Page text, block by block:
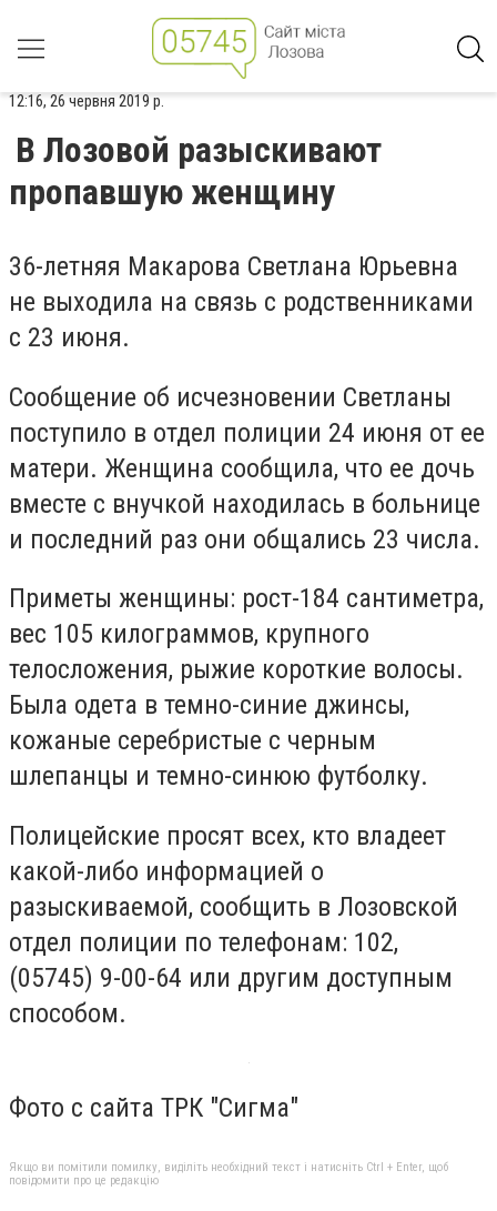
12:16, 26 червня 2019 р.
В Лозовой разыскивают
пропавшую женщину
36-летняя Макарова Светлана Юрьевна
не выходила на связь с родственниками
с 23 июня.
Сообщение об исчезновении Светланы
поступило в отдел полиции 24 июня от ее
матери. Женщина сообщила, что ее дочь
вместе с внучкой находилась в больнице
и последний раз они общались 23 числа.
Приметы женщины: рост-184 сантиметра,
вес 105 килограммов, крупного
телосложения, рыжие короткие волосы.
Была одета в темно-синие джинсы,
кожаные серебристые с черным
шлепанцы и темно-синюю футболку.
Полицейские просят всех, кто владеет
какой-либо информацией о
разыскиваемой, сообщить в Лозовской
отдел полиции по телефонам: 102,
(05745) 9-00-64 или другим доступным
способом.
Фото с сайта ТРК "Сигма"
Якщо ви помітили помилку, виділіть необхідний текст і натисніть Ctrl + Enter, щоб
повідомити про це редакцію